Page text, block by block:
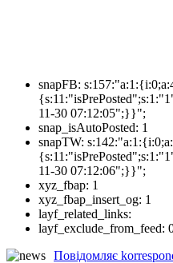
snapFB:
11-30 07:12:05";}}";
snap_isAutoPosted: 1
snapTW:
11-30 07:12:06";}}";
xyz_fbap: 1
xyz_fbap_insert_og: 1
layf_related_links:
layf_exclude_from_feed:
Повідомляє